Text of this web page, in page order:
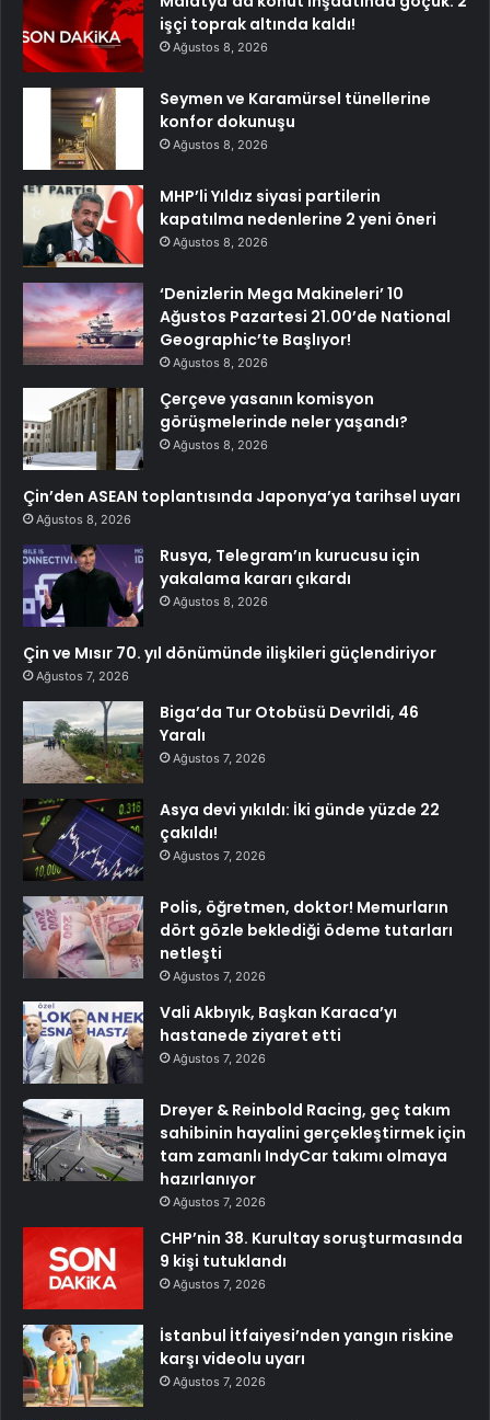
işçi toprak altında kaldı!
Ağustos 8, 2026
Seymen ve Karamürsel tünellerine
konfor dokunuşu
Ağustos 8, 2026
MHP’li Yıldız siyasi partilerin
kapatılma nedenlerine 2 yeni öneri
Ağustos 8, 2026
‘Denizlerin Mega Makineleri’ 10
Ağustos Pazartesi 21.00’de National
Geographic’te Başlıyor!
Ağustos 8, 2026
Çerçeve yasanın komisyon
görüşmelerinde neler yaşandı?
Ağustos 8, 2026
Çin’den ASEAN toplantısında Japonya’ya tarihsel uyarı
Ağustos 8, 2026
Rusya, Telegram’ın kurucusu için
yakalama kararı çıkardı
Ağustos 8, 2026
Çin ve Mısır 70. yıl dönümünde ilişkileri güçlendiriyor
Ağustos 7, 2026
Biga’da Tur Otobüsü Devrildi, 46
Yaralı
Ağustos 7, 2026
Asya devi yıkıldı: İki günde yüzde 22
çakıldı!
Ağustos 7, 2026
Polis, öğretmen, doktor! Memurların
dört gözle beklediği ödeme tutarları
netleşti
Ağustos 7, 2026
Vali Akbıyık, Başkan Karaca’yı
hastanede ziyaret etti
Ağustos 7, 2026
Dreyer & Reinbold Racing, geç takım
sahibinin hayalini gerçekleştirmek için
tam zamanlı IndyCar takımı olmaya
hazırlanıyor
Ağustos 7, 2026
CHP’nin 38. Kurultay soruşturmasında
9 kişi tutuklandı
Ağustos 7, 2026
İstanbul İtfaiyesi’nden yangın riskine
karşı videolu uyarı
Ağustos 7, 2026